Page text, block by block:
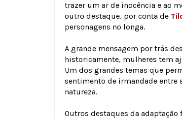
trazer um ar de inocência e ao
outro destaque, por conta de
personagens no longa.
A grande mensagem por trás
historicamente, mulheres tem
Um dos grandes temas que
sentimento de irmandade entre
natureza.
Outros destaques da